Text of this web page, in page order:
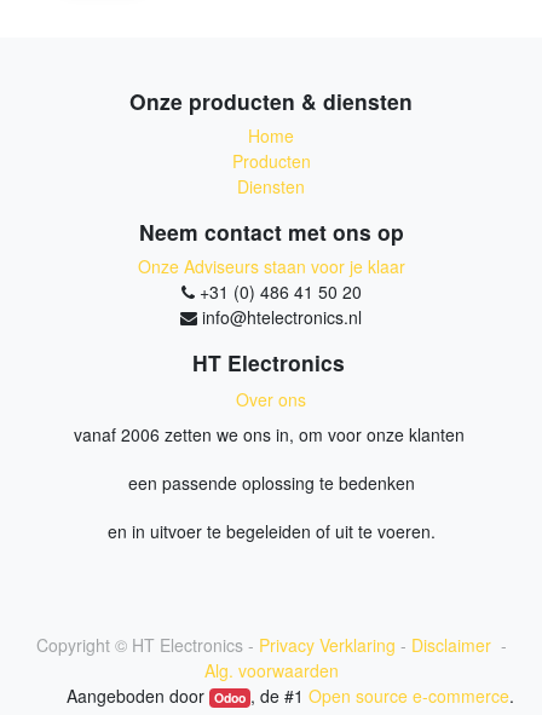
Onze producten & diensten
Home
Producten
Diensten
Neem contact met ons op
Onze Adviseurs staan voor je klaar
+31 (0) 486 41 50 20
info@htelectronics.nl
HT Electronics
Over ons
vanaf 2006 zetten we ons in, om voor onze klanten
een passende oplossing te bedenken
en in uitvoer te begeleiden of uit te voeren.
Copyright © HT Electronics - Privacy Verklaring - Disclaimer -
Alg. voorwaarden
Aangeboden door Odoo , de #1 Open source e-commerce.